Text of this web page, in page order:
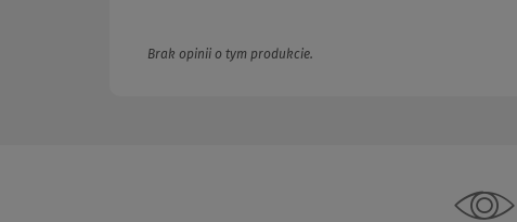
Brak opinii o tym produkcie.